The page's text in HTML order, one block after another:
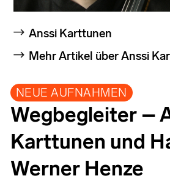
Anssi Karttunen
Mehr Artikel über Anssi
NEUE AUFNAHMEN
Wegbegleiter –
Karttunen und
Werner Henze